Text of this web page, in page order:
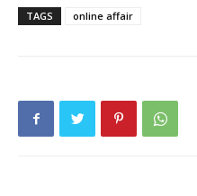
TAGS online affair